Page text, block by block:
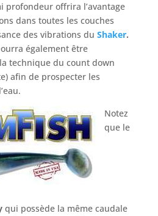
profondeur offrira l’avantage
dans toutes les couches
des vibrations du Shaker.
également être
technique du count down
afin de prospecter les
Notez
que le
qui possède la même caudale